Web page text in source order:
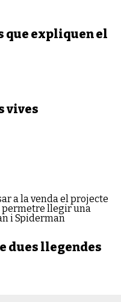
que expliquen el
vives
dues llegendes